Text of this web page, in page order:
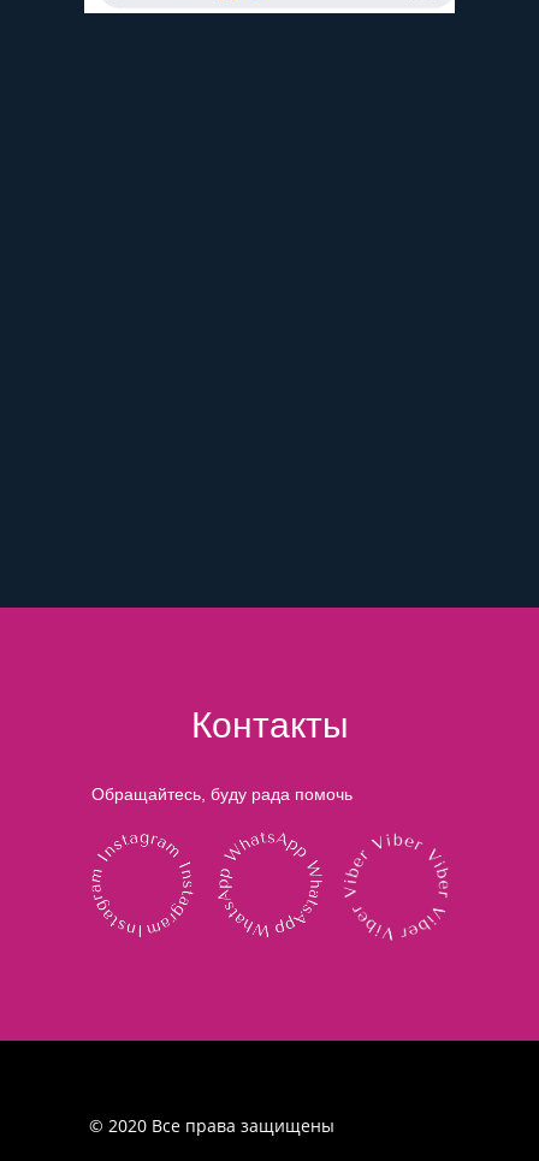
Контакты
Обращайтесь, буду рада помочь
© 2020 Все права защищены